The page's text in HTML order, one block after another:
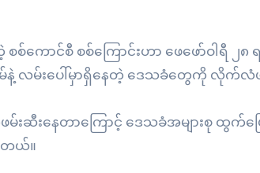
စ်ကောင်စီ စစ်ကြောင်းဟာ ဖေဖော်ဝါရီ ၂
နဲ့ လမ်းပေါ်မှာရှိနေတဲ့ ဒေသခံတွေကို လိုက်လံဖ
းနေတာကြောင့် ဒေသခံအများစု ထွက်ပြ
တယ်။